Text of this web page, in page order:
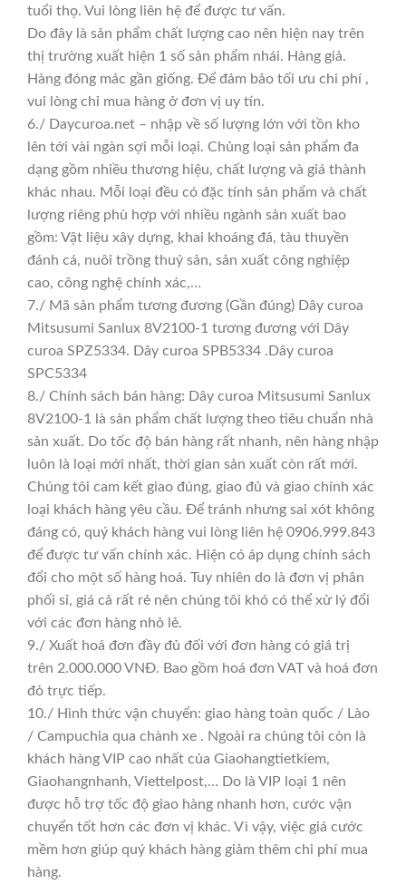
tuổi thọ. Vui lòng liên hệ để được tư vấn.
Do đây là sản phẩm chất lượng cao nên hiện nay trên
thị trường xuất hiện 1 số sản phẩm nhái. Hàng giả.
Hàng đóng mác gần giống. Để đảm bảo tối ưu chi phí ,
vui lòng chỉ mua hàng ở đơn vị uy tín.
6./ Daycuroa.net – nhập về số lượng lớn với tồn kho
lên tới vài ngàn sợi mỗi loại. Chủng loại sản phẩm đa
dạng gồm nhiều thương hiệu, chất lượng và giá thành
khác nhau. Mỗi loại đều có đặc tính sản phẩm và chất
lượng riêng phù hợp với nhiều ngành sản xuất bao
gồm: Vật liệu xây dựng, khai khoáng đá, tàu thuyền
đánh cá, nuôi trồng thuỷ sản, sản xuất công nghiệp
cao, công nghệ chính xác,…
7./ Mã sản phẩm tương đương (Gần đúng) Dây curoa
Mitsusumi Sanlux 8V2100-1 tương đương với Dây
curoa SPZ5334. Dây curoa SPB5334 .Dây curoa
SPC5334
8./ Chính sách bán hàng: Dây curoa Mitsusumi Sanlux
8V2100-1 là sản phẩm chất lượng theo tiêu chuẩn nhà
sản xuất. Do tốc độ bán hàng rất nhanh, nên hàng nhập
luôn là loại mới nhất, thời gian sản xuất còn rất mới.
Chúng tôi cam kết giao đúng, giao đủ và giao chính xác
loại khách hàng yêu cầu. Để tránh nhưng sai xót không
đáng có, quý khách hàng vui lòng liên hệ 0906.999.843
để được tư vấn chính xác. Hiện có áp dụng chính sách
đổi cho một số hàng hoá. Tuy nhiên do là đơn vị phân
phối sỉ, giá cả rất rẻ nên chúng tôi khó có thể xử lý đổi
với các đơn hàng nhỏ lẻ.
9./ Xuất hoá đơn đầy đủ đối với đơn hàng có giá trị
trên 2.000.000 VNĐ. Bao gồm hoá đơn VAT và hoá đơn
đỏ trực tiếp.
10./ Hình thức vận chuyển: giao hàng toàn quốc / Lào
/ Campuchia qua chành xe . Ngoài ra chúng tôi còn là
khách hàng VIP cao nhất của Giaohangtietkiem,
Giaohangnhanh, Viettelpost,… Do là VIP loại 1 nên
được hỗ trợ tốc độ giao hàng nhanh hơn, cước vận
chuyển tốt hơn các đơn vị khác. Vì vậy, việc giá cước
mềm hơn giúp quý khách hàng giảm thêm chi phí mua
hàng.